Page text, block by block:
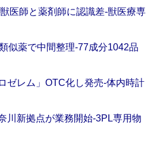
医師と薬剤師に認識差‐獣医療専
似薬で中間整理‐77成分1042品
ゼレム」OTC化し発売‐体内時計
川新拠点が業務開始‐3PL専用物